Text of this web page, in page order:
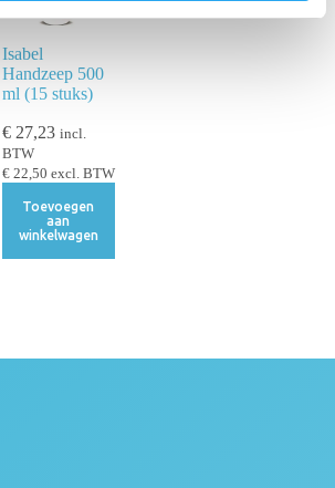
Isabel
Handzeep 500
ml (15 stuks)
€27,23 incl.
BTW
€22,50 excl. BTW
Toevoegen
aan
winkelwagen